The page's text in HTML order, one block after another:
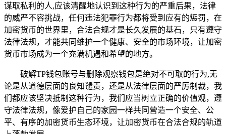
谋取私利的人,应该清醒地认识到这种行为的严重后果，法律
的威严不容挑战，任何违法犯罪行为都将受到应有的惩罚，在
加密货币的世界里，合法合规才是长久发展的基石，只有遵守
法律法规，才能共同维护一个健康、安全的市场环境，让加密
货币市场成为一个充满机遇和希望的地方。
破解TP钱包账号与删除观察钱包是绝对不可取的行为,无
论是从道德层面的良知谴责，还是从法律层面的严厉制裁，我
们都应该坚决抵制这种行为，我们应当树立正确的价值观，遵
守法律法规，像爱护自己的家园一样共同营造一个安全、公
平、有序的加密货币生态环境，让加密货币在合法合规的轨道